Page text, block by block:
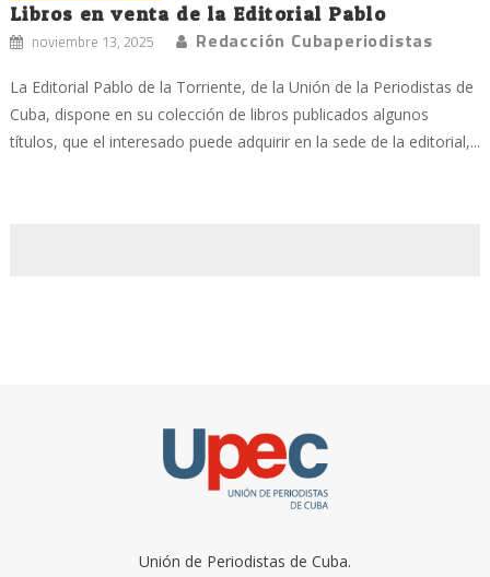
Libros en venta de la Editorial Pablo
noviembre 13, 2025 Redacción Cubaperiodistas
La Editorial Pablo de la Torriente, de la Unión de la Periodistas de
Cuba, dispone en su colección de libros publicados algunos
títulos, que el interesado puede adquirir en la sede de la editorial,...
Unión de Periodistas de Cuba.